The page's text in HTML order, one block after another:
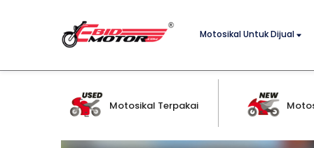
Motosikal Untuk Dijual
Motosikal Terpakai